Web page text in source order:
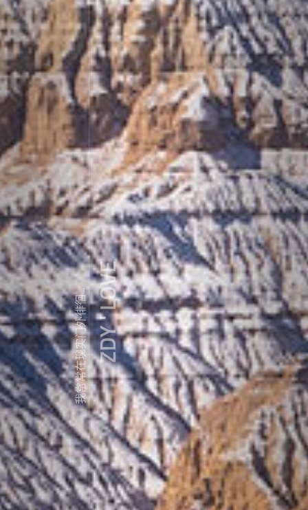
我常常在现实门外徘徊...ZDY ' LOVE